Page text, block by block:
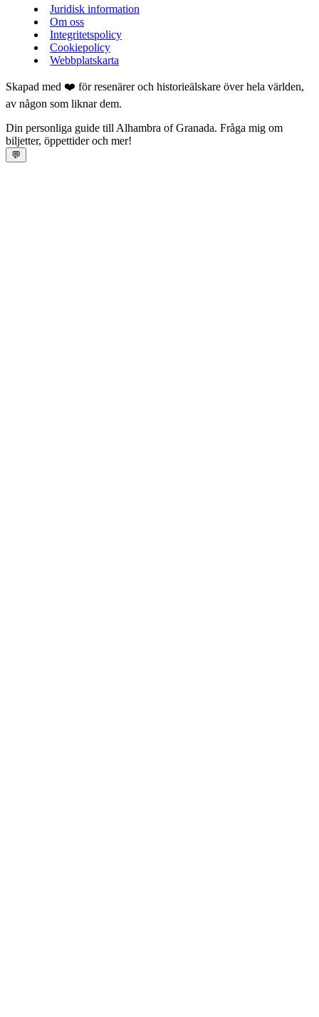
Juridisk information
Om oss
Integritetspolicy
Cookiepolicy
Webbplatskarta
Skapad med ❤️ för resenärer och historieälskare över hela världen,
av någon som liknar dem.
Din personliga guide till Alhambra of Granada. Fråga mig om
biljetter, öppettider och mer!
💬